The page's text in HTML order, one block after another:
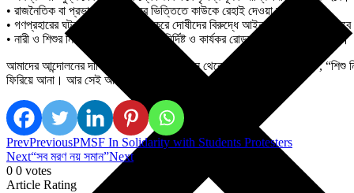
• রাজনৈতিক বা প্রভাবশালী পরিচয়ের ভিত্তিতে কাউকে রেহাই দেওয়া চলবে না।
• গণপ্রহারের ঘটনাতেও পূর্ণাঙ্গ তদন্ত করে দোষীদের বিরুদ্ধে আইনানুগ ব্যবস্থা নিতে
• নারী ও শিশুর নিরাপত্তা নিয়ে সরকারের নির্দিষ্ট ও কার্যকর রোডম্যাপ প্রকাশ করতে হবে।
আমাদের আন্দোলনের দাবি ছিল এই বাংলার অভিধান থেকে “ধর্ষণ”, “নারী নির্যাতন”,
ফিরিয়ে আনা। আর সেই আস্থা আজ গভীর সংকটে।
PrevPreviousPMSF In Solidarity with Students Protesters
Next“সব মরণ নয় সমান”Next
0 0 votes
Article Rating